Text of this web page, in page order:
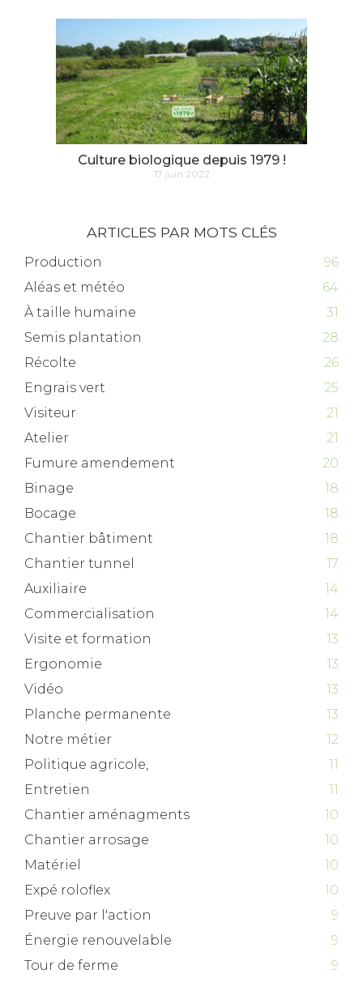
Culture biologique depuis 1979 !
17 juin 2022
ARTICLES PAR MOTS CLÉS
Production
96
Aléas et météo
64
À taille humaine
31
Semis plantation
28
Récolte
26
Engrais vert
25
Visiteur
21
Atelier
21
Fumure amendement
20
Binage
18
Bocage
18
Chantier bâtiment
18
Chantier tunnel
17
Auxiliaire
14
Commercialisation
14
Visite et formation
13
Ergonomie
13
Vidéo
13
Planche permanente
13
Notre métier
12
Politique agricole,
11
Entretien
11
Chantier aménagments
10
Chantier arrosage
10
Matériel
10
Expé roloflex
10
Preuve par l'action
9
Énergie renouvelable
9
Tour de ferme
9